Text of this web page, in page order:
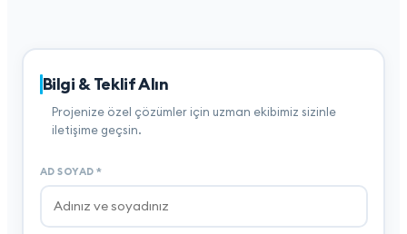
Bilgi & Teklif Alın
Projenize özel çözümler için uzman ekibimiz sizinle
iletişime geçsin.
AD SOYAD *